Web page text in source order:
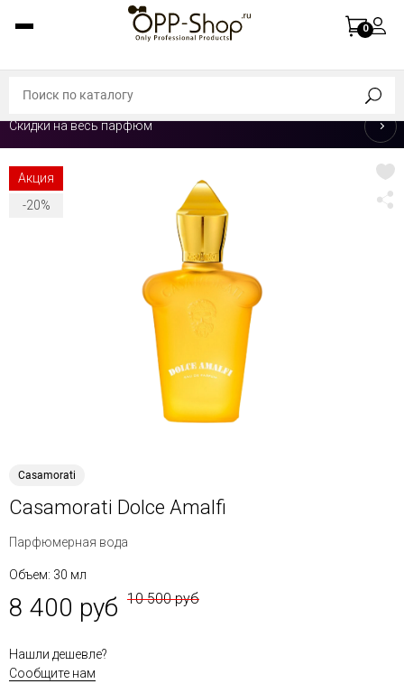
0
Скидки на весь парфюм
Акция
-20%
Casamorati
Casamorati Dolce Amalfi
Парфюмерная вода
Объем: 30 мл
8 400 руб 10 500 руб
Нашли дешевле?
Сообщите нам